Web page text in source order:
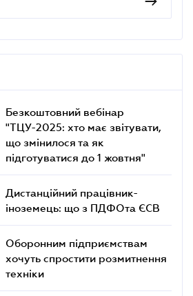
Безкоштовний вебінар
"ТЦУ-2025: хто має звітувати,
що змінилося та як
підготуватися до 1 жовтня"
Дистанційний працівник-
іноземець: що з ПДФОта ЄСВ
Оборонним підприємствам
хочуть спростити розмитнення
техніки